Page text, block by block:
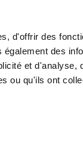
d'offrir des
des
et d'analyse,
ou qu'ils ont